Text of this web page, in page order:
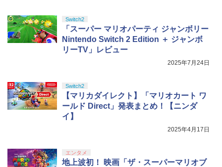
Switch2
「スーパー マリオパーティ ジャンボリー
Nintendo Switch 2 Edition ＋ ジャンボ
リーTV」レビュー
2025年7月24日
Switch2
【マリカダイレクト】「マリオカート ワ
ールド Direct」発表まとめ！【ニンダ
イ】
2025年4月17日
エンタメ
地上波初！ 映画「ザ・スーパーマリオブ